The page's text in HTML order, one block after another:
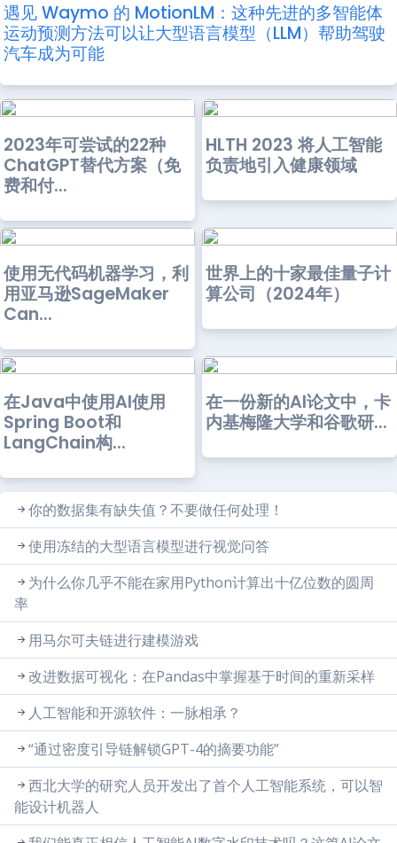
遇见 Waymo 的 MotionLM：这种先进的多智能体
运动预测方法可以让大型语言模型（LLM）帮助驾驶
汽车成为可能
2023年可尝试的22种
ChatGPT替代方案（免
费和付...
HLTH 2023 将人工智能
负责地引入健康领域
使用无代码机器学习，利
用亚马逊SageMaker
Can...
世界上的十家最佳量子计
算公司（2024年）
在Java中使用AI使用
Spring Boot和
LangChain构...
在一份新的AI论文中，卡
内基梅隆大学和谷歌研...
你的数据集有缺失值？不要做任何处理！
使用冻结的大型语言模型进行视觉问答
为什么你几乎不能在家用Python计算出十亿位数的圆周
率
用马尔可夫链进行建模游戏
改进数据可视化：在Pandas中掌握基于时间的重新采样
人工智能和开源软件：一脉相承？
“通过密度引导链解锁GPT-4的摘要功能”
西北大学的研究人员开发出了首个人工智能系统，可以智
能设计机器人